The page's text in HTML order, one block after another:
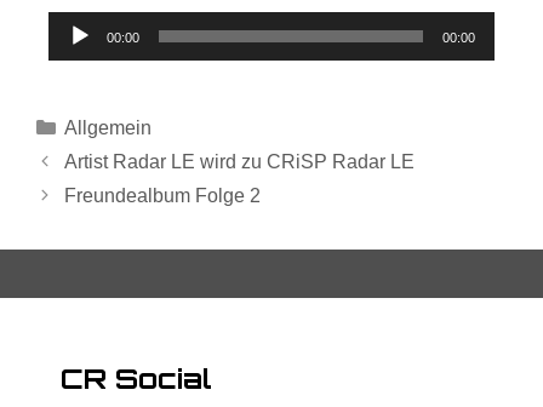
Audio-
00:00 00:00
Allgemein
Artist Radar LE wird zu CRiSP Radar LE
Freundealbum Folge 2
CR Social